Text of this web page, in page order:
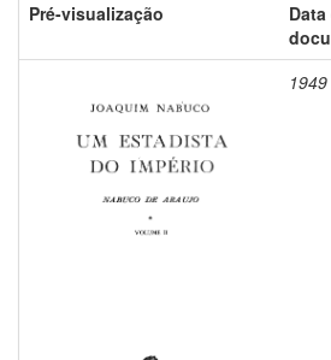
Pré-visualização
1949